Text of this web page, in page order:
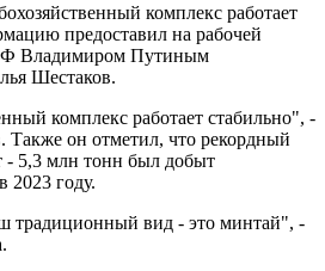
комплекс работает
предоставил на рабочей
Владимиром Путиным
Шестаков.
комплекс работает стабильно", -
он отметил, что рекордный
- 5,3 млн тонн был добыт
2023 году.
традиционный вид - это минтай", -